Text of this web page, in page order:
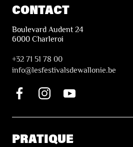
CONTACT
Boulevard Audent 24
6000 Charleroi
+32 71 51 78 00
info@lesfestivalsdewallonie.be
PRATIQUE